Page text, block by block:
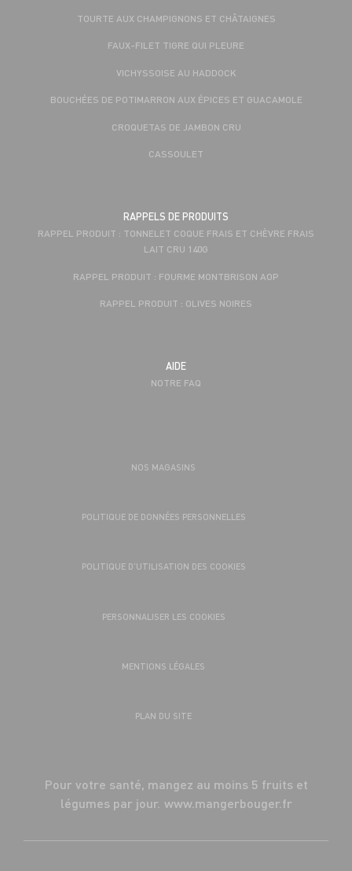
TOURTE AUX CHAMPIGNONS ET CHÂTAIGNES
FAUX-FILET TIGRE QUI PLEURE
VICHYSSOISE AU HADDOCK
BOUCHÉES DE POTIMARRON AUX ÉPICES ET GUACAMOLE
CROQUETAS DE JAMBON CRU
CASSOULET
RAPPELS DE PRODUITS
RAPPEL PRODUIT : TONNELET COQUE FRAIS ET CHÈVRE FRAIS
LAIT CRU 140G
RAPPEL PRODUIT : FOURME MONTBRISON AOP
RAPPEL PRODUIT : OLIVES NOIRES
AIDE
NOTRE FAQ
NOS MAGASINS
POLITIQUE DE DONNÉES PERSONNELLES
POLITIQUE D’UTILISATION DES COOKIES
PERSONNALISER LES COOKIES
MENTIONS LÉGALES
PLAN DU SITE
Pour votre santé, mangez au moins 5 fruits et
légumes par jour. www.mangerbouger.fr